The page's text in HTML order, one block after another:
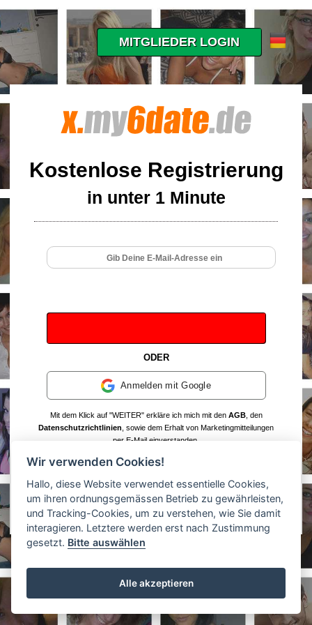
MITGLIEDER LOGIN
Kostenlose Registrierung
in unter 1 Minute
ODER
Anmelden mit Google
Mit dem Klick auf "WEITER" erkläre ich mich mit den AGB, den
Datenschutzrichtlinien , sowie dem Erhalt von Marketingmitteilungen
per E-Mail einverstanden.
Technischer Support
Impressum AGB
Datenschutz-
Bestimmungen
Affiliate
Wir verwenden Cookies!
Hallo, diese Website verwendet essentielle Cookies,
um ihren ordnungsgemässen Betrieb zu gewährleisten,
und Tracking-Cookies, um zu verstehen, wie Sie damit
interagieren. Letztere werden erst nach Zustimmung
gesetzt. Bitte auswählen
Alle akzeptieren